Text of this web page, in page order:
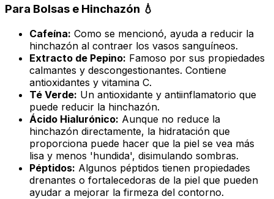
Para Bolsas e Hinchazón 💧
Cafeína: Como se mencionó, ayuda a reducir la
hinchazón al contraer los vasos sanguíneos.
Extracto de Pepino: Famoso por sus propiedades
calmantes y descongestionantes. Contiene
antioxidantes y vitamina C.
Té Verde: Un antioxidante y antiinflamatorio que
puede reducir la hinchazón.
Ácido Hialurónico: Aunque no reduce la
hinchazón directamente, la hidratación que
proporciona puede hacer que la piel se vea más
lisa y menos 'hundida', disimulando sombras.
Péptidos: Algunos péptidos tienen propiedades
drenantes o fortalecedoras de la piel que pueden
ayudar a mejorar la firmeza del contorno.